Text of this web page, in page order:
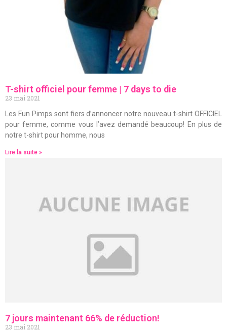
T-shirt officiel pour femme | 7 days to die
23 mai 2021
Les Fun Pimps sont fiers d’annoncer notre nouveau t-shirt OFFICIEL
pour femme, comme vous l’avez demandé beaucoup! En plus de
notre t-shirt pour homme, nous
Lire la suite »
7 jours maintenant 66% de réduction!
23 mai 2021